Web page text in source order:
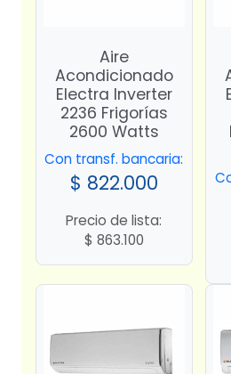
Aire
Acondicionado
Electra Inverter
2236 Frigorías
2600 Watts
Con transf. bancaria:
$ 822.000
Precio de lista:
$ 863.100